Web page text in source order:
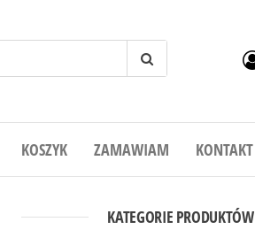
KOSZYK ZAMAWIAM KONTAKT
KATEGORIE PRODUKTÓW